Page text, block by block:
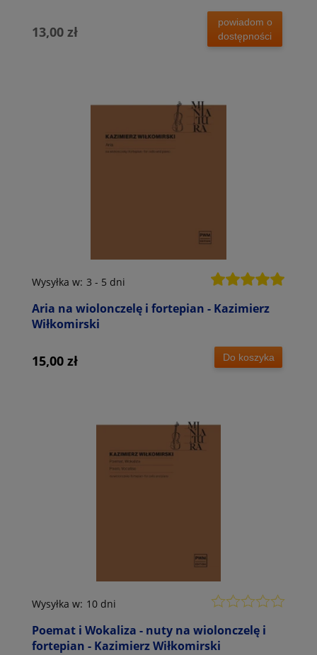
13,00 zł
powiadom o
dostępności
Aria na wiolonczelę i fortepian - Kazimierz
Wiłkomirski
Wysyłka w: 3 - 5 dni
15,00 zł Do koszyka
Poemat i Wokaliza - nuty na wiolonczelę i
fortepian - Kazimierz Wiłkomirski
Wysyłka w: 10 dni